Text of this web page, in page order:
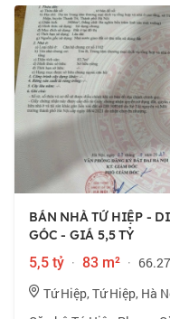
BÁN NHÀ TỨ HIỆP -
GÓC - GIÁ 5,5 TỶ
5,5 tỷ · 83 m² ·
Tứ Hiệp, Tứ Hiệp, Hà